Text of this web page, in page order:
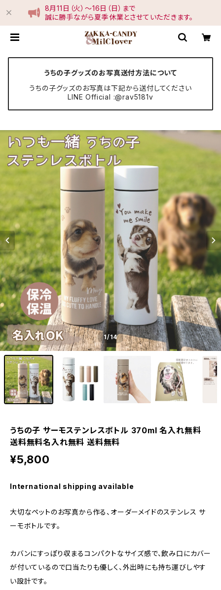
8月11日（火）〜16日（日）まで
誠に勝手ながら夏季休業とさせていただきます。
うちの子グッズのお写真送付方法について
うちの子グッズのお写真は下記から送付してください
LINE Official :@rav5181v
1/14
うちの子 サーモステンレスボトル 370ml 名入れ無料
送料無料名入れ無料 送料無料
¥5,800
International shipping available
大切なペットのお写真から作る、オーダーメイドのステンレス サ
ーモボトルです。
カバンにすっぽり収まるコンパクトなサイズ感で、飲み口にカバー
が付いているので口当たりも優しく、外出時にも持ち運びしやす
い設計です。